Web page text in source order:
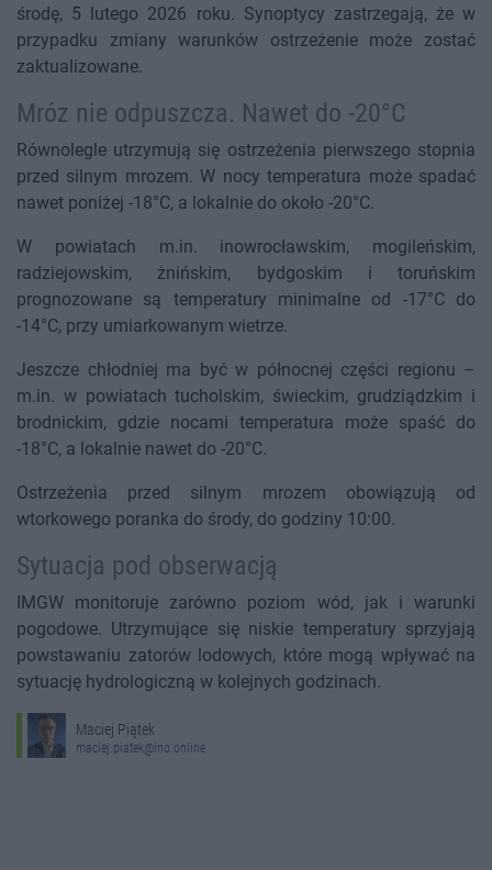
środę, 5 lutego 2026 roku. Synoptycy zastrzegają, że w
przypadku zmiany warunków ostrzeżenie może zostać
zaktualizowane.
Mróz nie odpuszcza. Nawet do -20°C
Równolegle utrzymują się ostrzeżenia pierwszego stopnia
przed silnym mrozem. W nocy temperatura może spadać
nawet poniżej -18°C, a lokalnie do około -20°C.
W powiatach m.in. inowrocławskim, mogileńskim,
radziejowskim, żnińskim, bydgoskim i toruńskim
prognozowane są temperatury minimalne od -17°C do
-14°C, przy umiarkowanym wietrze.
Jeszcze chłodniej ma być w północnej części regionu –
m.in. w powiatach tucholskim, świeckim, grudziądzkim i
brodnickim, gdzie nocami temperatura może spaść do
-18°C, a lokalnie nawet do -20°C.
Ostrzeżenia przed silnym mrozem obowiązują od
wtorkowego poranka do środy, do godziny 10:00.
Sytuacja pod obserwacją
IMGW monitoruje zarówno poziom wód, jak i warunki
pogodowe. Utrzymujące się niskie temperatury sprzyjają
powstawaniu zatorów lodowych, które mogą wpływać na
sytuację hydrologiczną w kolejnych godzinach.
Maciej Piątek
maciej.piatek@ino.online